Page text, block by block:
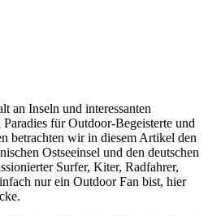
an Inseln und interessanten
für Outdoor-Begeisterte und
betrachten wir in diesem Artikel den
Ostseeinsel und den deutschen
Surfer, Kiter, Radfahrer,
nur ein Outdoor Fan bist, hier